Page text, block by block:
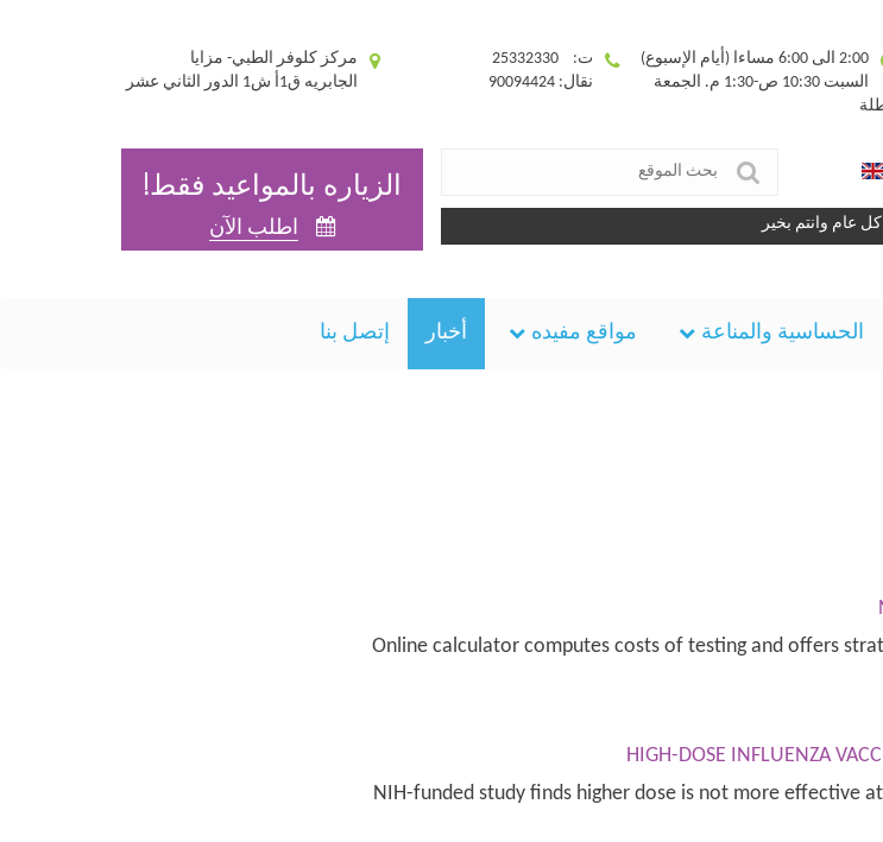
مركز كلوفر الطبي- مزايا
الجابريه ق1أ ش1 الدور الثاني عشر
ت: 25332330
نقال: 90094424
2:00 الى 6:00 مساءا (أيام الإسبوع)
السبت 10:30 ص-1:30 م. الجمعة
وانتم بخير
الزياره بالمواعيد فقط!
اطلب الآن
الحساسية والمناعة مواقع مفيده أخبار إتصل بنا
Online calculator computes costs of testing and offers
HIGH-DOSE INFLUENZA
NIH-funded study finds higher dose is not more effective